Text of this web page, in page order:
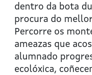
dentro da bota
procura do
Percorre os
ameazas que
alumnado
ecolóxica,